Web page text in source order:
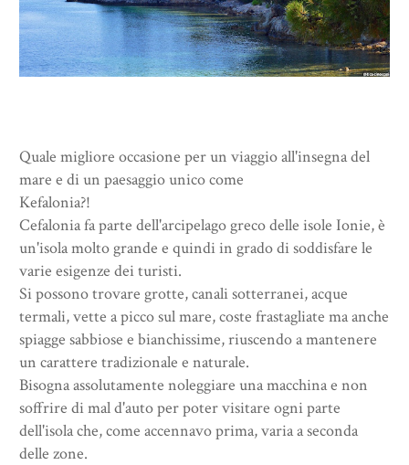
Quale migliore occasione per un viaggio all'insegna del
mare e di un paesaggio unico come
Kefalonia?!
Cefalonia fa parte dell'arcipelago greco delle isole Ionie, è
un'isola molto grande e quindi in grado di soddisfare le
varie esigenze dei turisti.
Si possono trovare grotte, canali sotterranei, acque
termali, vette a picco sul mare, coste frastagliate ma anche
spiagge sabbiose e bianchissime, riuscendo a mantenere
un carattere tradizionale e naturale.
Bisogna assolutamente noleggiare una macchina e non
soffrire di mal d'auto per poter visitare ogni parte
dell'isola che, come accennavo prima, varia a seconda
delle zone.